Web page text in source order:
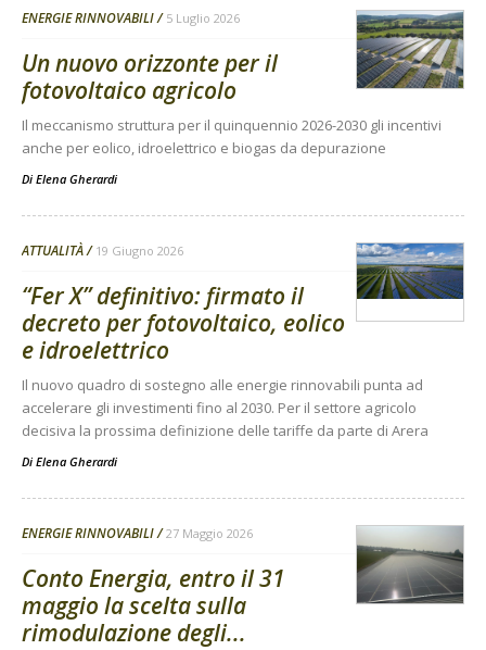
ENERGIE RINNOVABILI 5 Luglio 2026
Un nuovo orizzonte per il
fotovoltaico agricolo
Il meccanismo struttura per il quinquennio 2026-2030 gli incentivi
anche per eolico, idroelettrico e biogas da depurazione
Di Elena Gherardi
ATTUALITÀ 19 Giugno 2026
“Fer X” definitivo: firmato il
decreto per fotovoltaico, eolico
e idroelettrico
Il nuovo quadro di sostegno alle energie rinnovabili punta ad
accelerare gli investimenti fino al 2030. Per il settore agricolo
decisiva la prossima definizione delle tariffe da parte di Arera
Di Elena Gherardi
ENERGIE RINNOVABILI 27 Maggio 2026
Conto Energia, entro il 31
maggio la scelta sulla
rimodulazione degli...